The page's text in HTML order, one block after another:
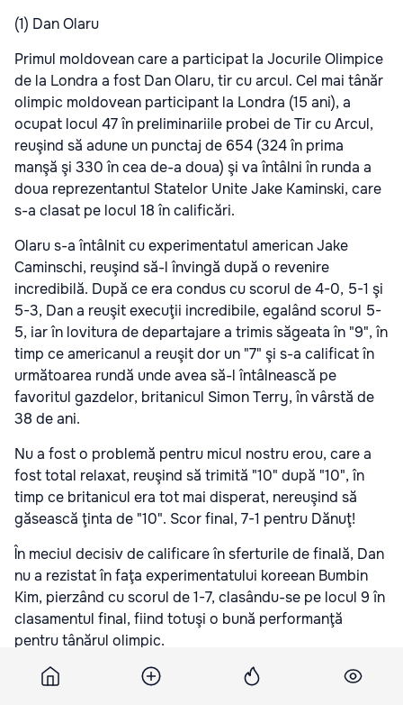
(1) Dan Olaru
Primul moldovean care a participat la Jocurile Olimpice
de la Londra a fost Dan Olaru, tir cu arcul. Cel mai tânăr
olimpic moldovean participant la Londra (15 ani), a
ocupat locul 47 în preliminariile probei de Tir cu Arcul,
reuşind să adune un punctaj de 654 (324 în prima
manşă şi 330 în cea de-a doua) şi va întâlni în runda a
doua reprezentantul Statelor Unite Jake Kaminski, care
s-a clasat pe locul 18 în calificări.
Olaru s-a întâlnit cu experimentatul american Jake
Caminschi, reuşind să-l învingă după o revenire
incredibilă. După ce era condus cu scorul de 4-0, 5-1 şi
5-3, Dan a reuşit execuţii incredibile, egalând scorul 5-
5, iar în lovitura de departajare a trimis săgeata în "9", în
timp ce americanul a reuşit dor un "7" şi s-a calificat în
următoarea rundă unde avea să-l întâlnească pe
favoritul gazdelor, britanicul Simon Terry, în vârstă de
38 de ani.
Nu a fost o problemă pentru micul nostru erou, care a
fost total relaxat, reuşind să trimită "10" după "10", în
timp ce britanicul era tot mai disperat, nereuşind să
găsească ţinta de "10". Scor final, 7-1 pentru Dănuţ!
În meciul decisiv de calificare în sferturile de finală, Dan
nu a rezistat în faţa experimentatului koreean Bumbin
Kim, pierzând cu scorul de 1-7, clasându-se pe locul 9 în
clasamentul final, fiind totuşi o bună performanţă
pentru tânărul olimpic.
(2) Artiomov Dănilă